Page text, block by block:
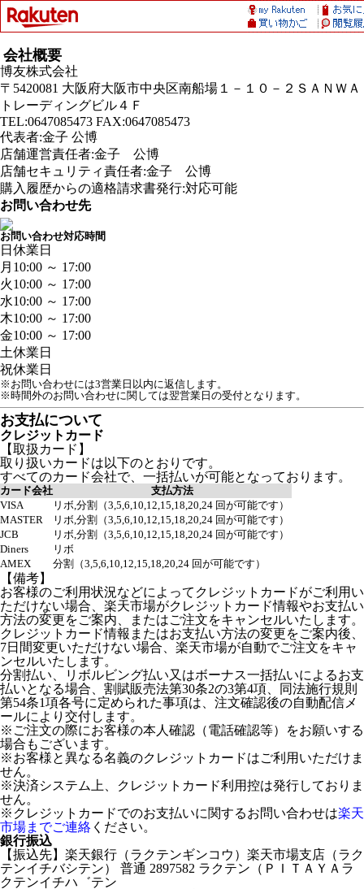
会社概要
博友株式会社
〒5420081 大阪府大阪市中央区南船場１－１０－２ＳＡＮＷＡ
トレーディングビル４Ｆ
TEL:0647085473 FAX:0647085473
代表者:金子 公博
店舗運営責任者:金子 公博
店舗セキュリティ責任者:金子 公博
購入履歴からの適格請求書発行:対応可能
お問い合わせ先
お問い合わせ対応時間
日 休業日
月 10:00 ～ 17:00
火10:00 ～ 17:00
水10:00 ～ 17:00
木10:00 ～ 17:00
金10:00 ～ 17:00
土休業日
祝休業日
※お問い合わせには3営業日以内に返信します。
※時間外のお問い合わせに関しては翌営業日の受付となります。
お支払について
クレジットカード
【取扱カード】
取り扱いカードは以下のとおりです。
すべてのカード会社で、一括払いが可能となっております。
カード会社
支払方法
VISA
リボ,分割（3,5,6,10,12,15,18,20,24 回が可能です）
MASTER
リボ,分割（3,5,6,10,12,15,18,20,24 回が可能です）
JCB
リボ,分割（3,5,6,10,12,15,18,20,24 回が可能です）
Diners
リボ
AMEX
分割（3,5,6,10,12,15,18,20,24 回が可能です）
【備考】
お客様のご利用状況などによってクレジットカードがご利用い
ただけない場合、楽天市場がクレジットカード情報やお支払い
方法の変更をご案内、またはご注文をキャンセルいたします。
クレジットカード情報またはお支払い方法の変更をご案内後、
7日間変更いただけない場合、楽天市場が自動でご注文をキャ
ンセルいたします。
分割払い、リボルビング払い又はボーナス一括払いによるお支
払いとなる場合、割賦販売法第30条2の3第4項、同法施行規則
第54条1項各号に定められた事項は、注文確認後の自動配信メ
ールにより交付します。
※ご注文の際にお客様の本人確認（電話確認等）をお願いする
場合もございます。
※お客様と異なる名義のクレジットカードはご利用いただけま
せん。
※決済システム上、クレジットカード利用控は発行しておりま
せん。
※クレジットカードでのお支払いに関するお問い合わせは楽天
市場までご連絡 ください。
銀行振込
【振込先】楽天銀行（ラクテンギンコウ）楽天市場支店（ラク
テンイチバシテン） 普通 2897582 ラクテン（ＰＩＴＡＹＡラ
クテンイチハ゛テン